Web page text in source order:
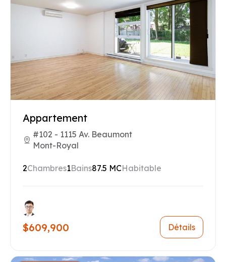
Appartement
#102 - 1115 Av. Beaumont
Mont-Royal
2Chambres1Bains87.5 MCHabitable
$609,900 Détails